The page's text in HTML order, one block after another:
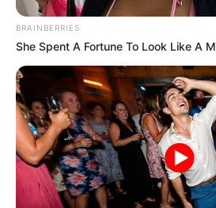
BRAINBERRIES
She Spent A Fortune To Look Like A